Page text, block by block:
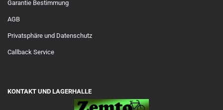
Garantie Bestimmung
AGB
Privatsphäre und Datenschutz
Callback Service
KONTAKT UND LAGERHALLE